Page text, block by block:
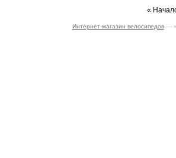
«
Интернет-магазин велосипедов—